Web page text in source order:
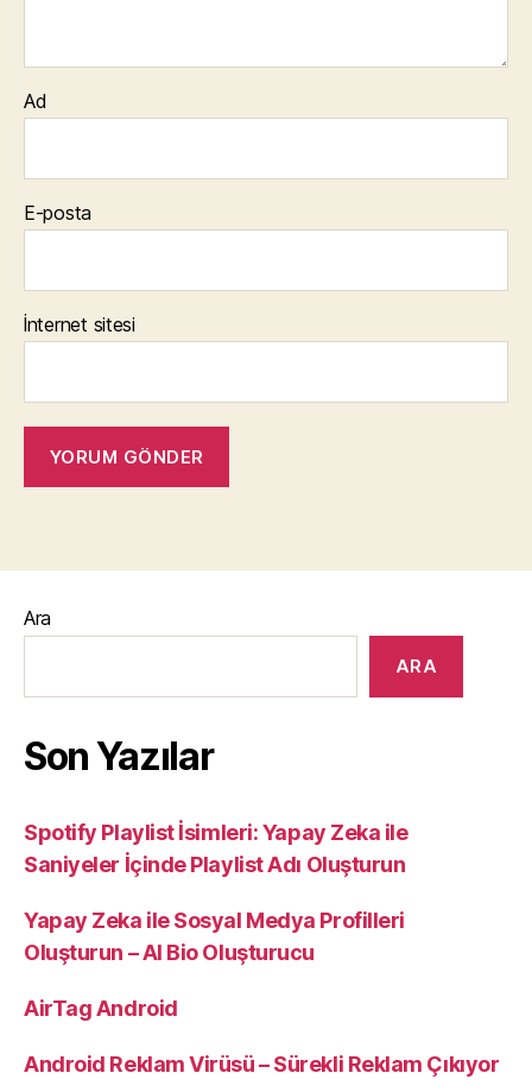
Ad
E-posta
İnternet sitesi
Ara
ARA
Son Yazılar
Spotify Playlist İsimleri: Yapay Zeka ile
Saniyeler İçinde Playlist Adı Oluşturun
Yapay Zeka ile Sosyal Medya Profilleri
Oluşturun – AI Bio Oluşturucu
AirTag Android
Android Reklam Virüsü – Sürekli Reklam Çıkıyor